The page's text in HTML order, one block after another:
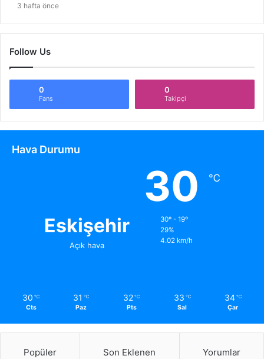
3 hafta önce
Follow Us
0
Fans
0
Takipçi
Hava Durumu
Eskişehir
Açık hava
30 ℃
30º - 19º
29%
4.02 km/h
30 ℃
Cts
31 ℃
Paz
32 ℃
Pts
33 ℃
Sal
34 ℃
Çar
Popüler Son Eklenen Yorumlar